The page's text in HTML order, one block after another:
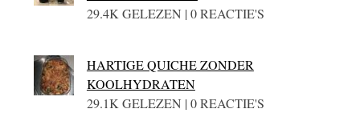
29.4K GELEZEN | 0 REACTIE'S
HARTIGE QUICHE ZONDER
KOOLHYDRATEN
29.1K GELEZEN | 0 REACTIE'S